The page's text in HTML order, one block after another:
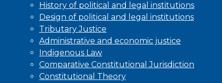
History of political and legal institutions
Design of political and legal institutions
Tributary Justice
Administrative and economic justice
Indigenous Law
Comparative Constitutional Jurisdiction
Constitutional Theory